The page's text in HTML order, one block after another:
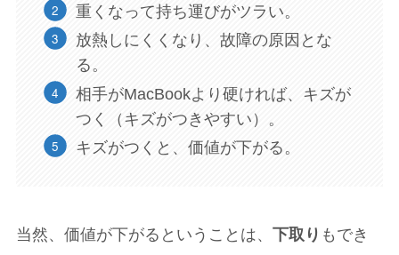
重くなって持ち運びがツラい。
放熱しにくくなり、故障の原因とな
る。
相手がMacBookより硬ければ、キズが
つく（キズがつきやすい）。
キズがつくと、価値が下がる。
当然、価値が下がるということは、 下取り もでき